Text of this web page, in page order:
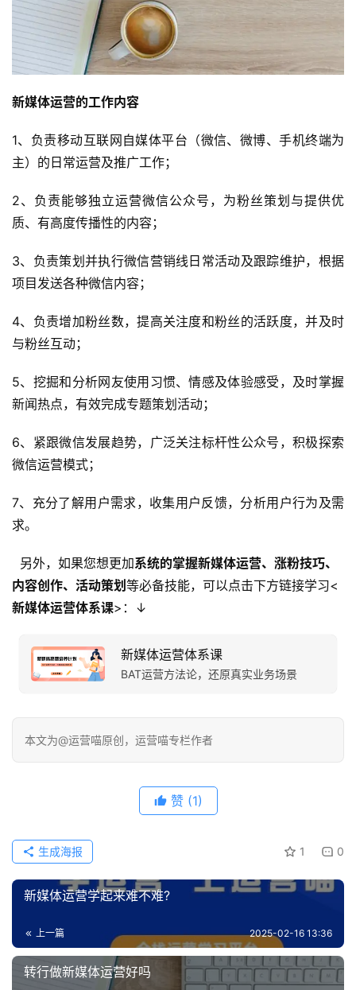
新媒体运营的工作内容
1、负责移动互联网自媒体平台（微信、微博、手机终端为
主）的日常运营及推广工作；
2、负责能够独立运营微信公众号，为粉丝策划与提供优
质、有高度传播性的内容；
3、负责策划并执行微信营销线日常活动及跟踪维护，根据
项目发送各种微信内容；
4、负责增加粉丝数，提高关注度和粉丝的活跃度，并及时
与粉丝互动；
5、挖掘和分析网友使用习惯、情感及体验感受，及时掌握
新闻热点，有效完成专题策划活动；
6、紧跟微信发展趋势，广泛关注标杆性公众号，积极探索
微信运营模式；
7、充分了解用户需求，收集用户反馈，分析用户行为及需
求。
另外，如果您想更加系统的掌握新媒体运营、涨粉技巧、
内容创作、活动策划等必备技能，可以点击下方链接学习<
新媒体运营体系课>：↓
新媒体运营体系课
BAT运营方法论，还原真实业务场景
本文为@运营喵原创，运营喵专栏作者
赞 (1)
1 0
生成海报
新媒体运营学起来难不难?
上一篇 2025-02-16 13:36
转行做新媒体运营好吗